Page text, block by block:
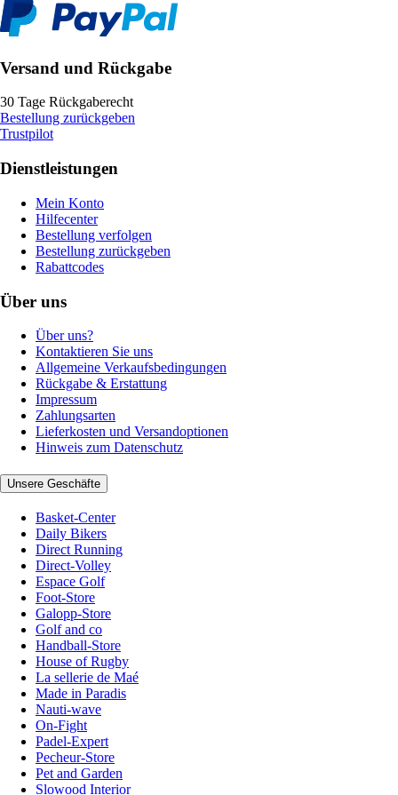
Versand und Rückgabe
30 Tage Rückgaberecht
Bestellung zurückgeben
Trustpilot
Dienstleistungen
Mein Konto
Hilfecenter
Bestellung verfolgen
Bestellung zurückgeben
Rabattcodes
Über uns
Über uns?
Kontaktieren Sie uns
Allgemeine Verkaufsbedingungen
Rückgabe & Erstattung
Impressum
Zahlungsarten
Lieferkosten und Versandoptionen
Hinweis zum Datenschutz
Unsere Geschäfte
Basket-Center
Daily Bikers
Direct Running
Direct-Volley
Espace Golf
Foot-Store
Galopp-Store
Golf and co
Handball-Store
House of Rugby
La sellerie de Maé
Made in Paradis
Nauti-wave
On-Fight
Padel-Expert
Pecheur-Store
Pet and Garden
Slowood Interior